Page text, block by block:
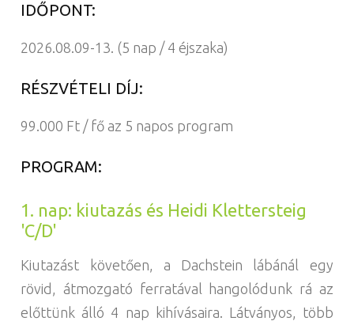
IDŐPONT:
2026.08.09-13. (5 nap / 4 éjszaka)
RÉSZVÉTELI DÍJ:
99.000 Ft / fő az 5 napos program
PROGRAM:
1. nap: kiutazás és Heidi Klettersteig
'C/D'
Kiutazást követően, a Dachstein lábánál egy
rövid, átmozgató ferratával hangolódunk rá az
előttünk álló 4 nap kihívásaira. Látványos, több